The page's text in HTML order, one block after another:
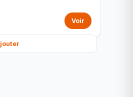
Voir